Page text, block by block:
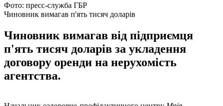
Фото: пресс-служба ГБР
Чиновник вимагав п'ять тисяч доларів
Чиновник вимагав від підприємця
п'ять тисяч доларів за укладення
договору оренди на нерухомість
агентства.